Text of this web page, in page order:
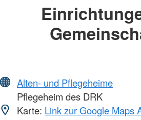
Alten- und Pflegeheime
Pflegeheim des DRK
Karte: Link zur Google Maps